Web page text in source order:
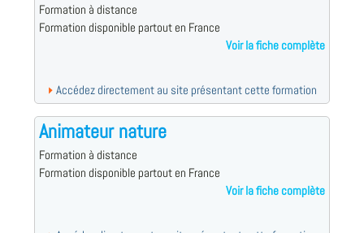
Formation à distance
Formation disponible partout en France
Voir la fiche complète
Accédez directement au site présentant cette formation
Animateur nature
Formation à distance
Formation disponible partout en France
Voir la fiche complète